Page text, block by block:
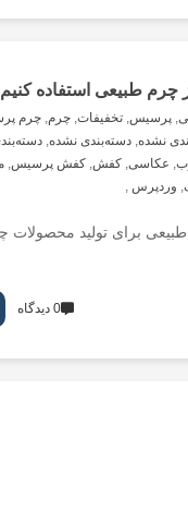
چرم طبیعی استفاده کنیم
,پرسیس,تخفیفات,چرم,چرم
نشده,دسته‌بندی نشده,
, عکاسی,کفش,کفش پرسیس,
, وردپرس ,
طبیعی برای تولید محصولات
0 دیدگاه